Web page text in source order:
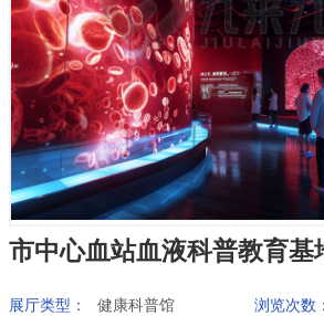
规划馆
红色教育基地
联系我们
市中心血站血液科普教育基
展厅类型： 健康科普馆 浏览次数：